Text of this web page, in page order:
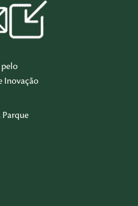
pelo
Inovação
Parque